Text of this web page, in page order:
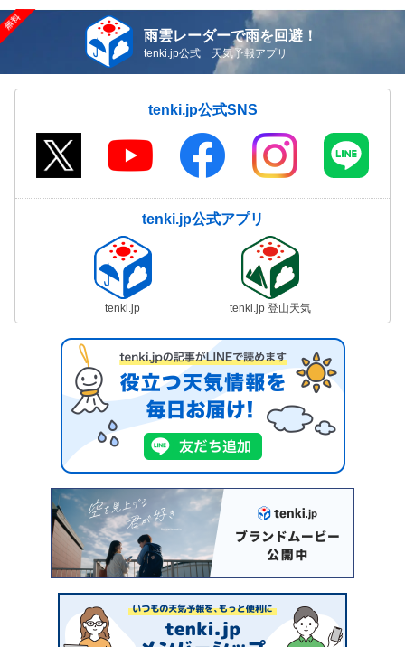
雨雲レーダーで雨を回避！
tenki.jp公式 天気予報アプリ
tenki.jp公式SNS
tenki.jp公式アプリ
tenki.jp tenki.jp 登山天気